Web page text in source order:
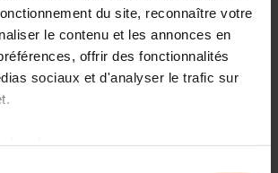
du site, reconnaître votre
le contenu et les annonces en
offrir des fonctionnalités
sociaux et d'analyser le trafic sur
teilen